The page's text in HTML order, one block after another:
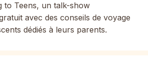
to Teens, un talk-show
avec des conseils de voyage
dédiés à leurs parents.